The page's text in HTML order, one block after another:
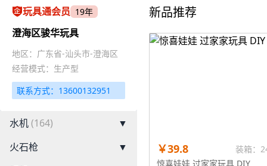
玩具通会员 19年
澄海区骏华玩具
地区：广东省-汕头市-澄海区
经营模式：生产型
联系方式：13600132951
水机(164)
▼
火石枪
▼
新品推荐
￥39.8
装箱：
惊喜娃娃 过家家玩具 DIY